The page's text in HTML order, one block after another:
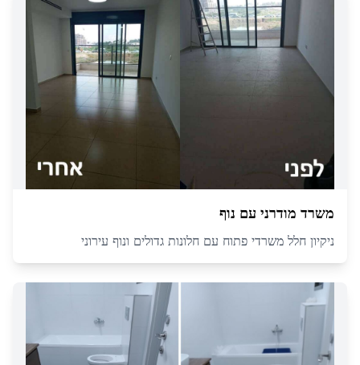
משרד מודרני עם נוף
ניקיון חלל משרדי פתוח עם חלונות גדולים ונוף עירוני